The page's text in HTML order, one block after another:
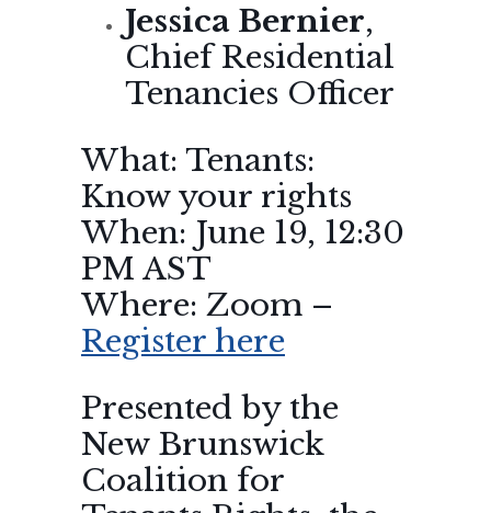
Jessica Bernier,
Chief Residential
Tenancies Officer
What: Tenants:
Know your rights
When: June 19, 12:30
PM AST
Where: Zoom –
Register here
Presented by the
New Brunswick
Coalition for